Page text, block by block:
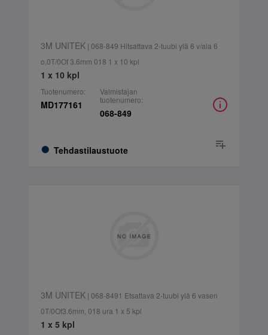
3M UNITEK| 068-849 Hitsattava 2-tuubi ylä 6 v/ala 6
o,0T/0Of 3.6mm 018 1 x 10 kpl
1 x 10 kpl
Tuotenumero:
MD177161
Tehdastilaustuote
Valmistajan
tuotenumero:
068-849
3M UNITEK| 068-8491 Etsattava 2-tuubi ylä 6 vasen
0T/0Of3.6mm, 018 ura 1 x 5 kpl
1 x 5 kpl